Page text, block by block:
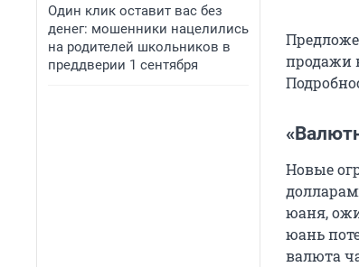
Один клик оставит вас без
денег: мошенники нацелились
на родителей школьников в
преддверии 1 сентября
продажи
Новые
юаня,
юань
валюта